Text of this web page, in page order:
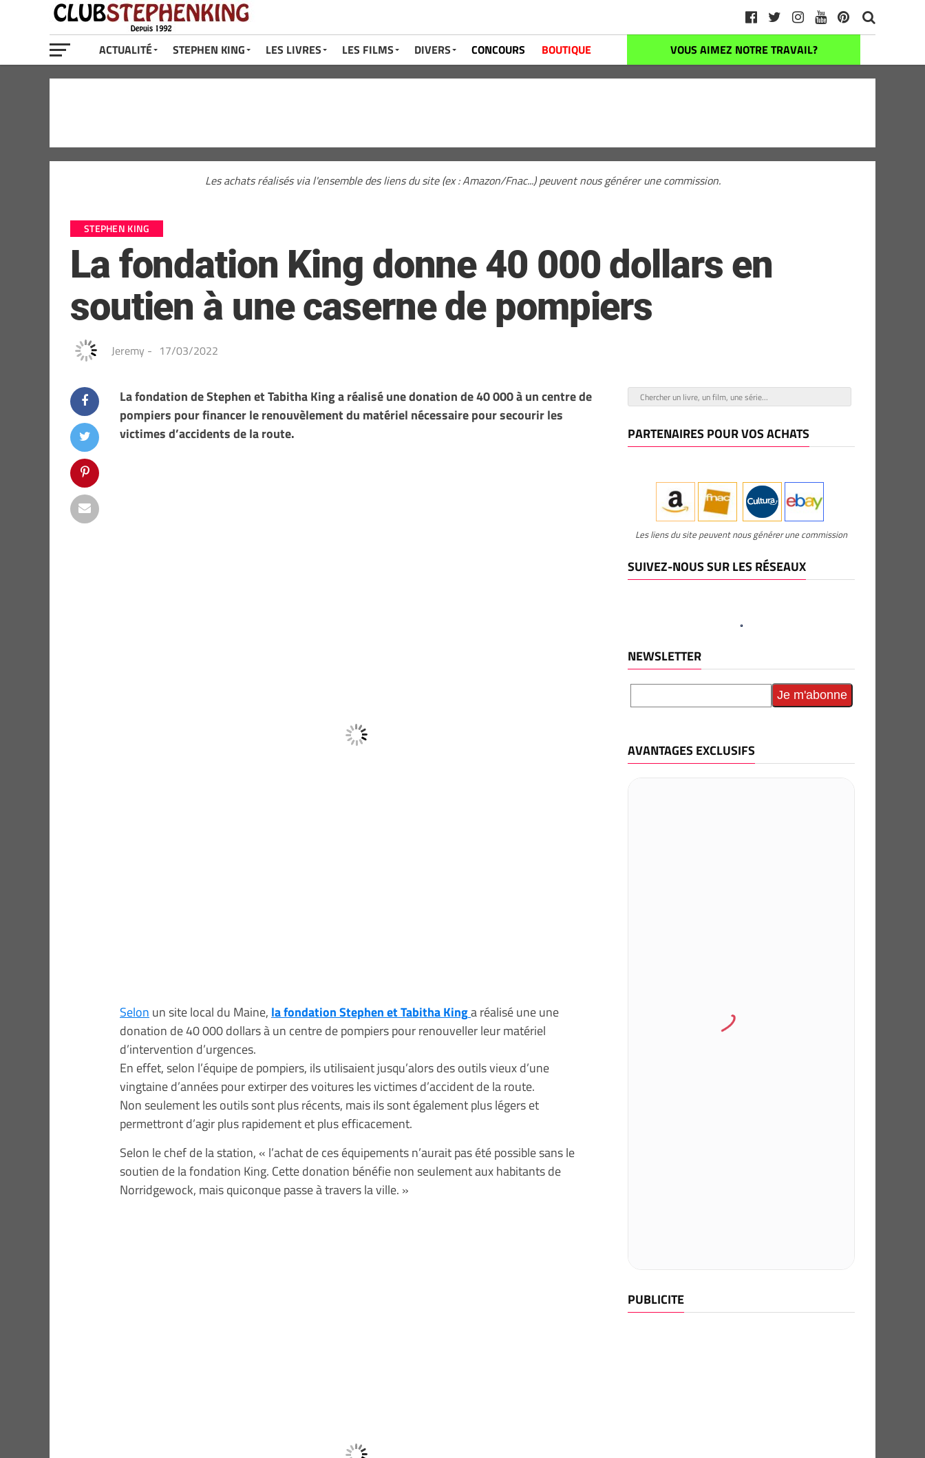
ACTUALITÉ STEPHEN KING LES LIVRES LES FILMS DIVERS CONCOURS BOUTIQUE VOUS AIMEZ NOTRE TRAVAIL?
Les achats réalisés via l'ensemble des liens du site (ex : Amazon/Fnac...) peuvent nous générer une commission.
STEPHEN KING
La fondation King donne 40 000 dollars en
soutien à une caserne de pompiers
Jeremy - 17/03/2022
La fondation de Stephen et Tabitha King a réalisé une donation de 40 000 à un centre de
pompiers pour financer le renouvèlement du matériel nécessaire pour secourir les
victimes d’accidents de la route.
Selon un site local du Maine, la fondation Stephen et Tabitha Kinga réalisé une une
donation de 40 000 dollars à un centre de pompiers pour renouveller leur matériel
d’intervention d’urgences.
En effet, selon l’équipe de pompiers, ils utilisaient jusqu’alors des outils vieux d’une
vingtaine d’années pour extirper des voitures les victimes d’accident de la route.
Non seulement les outils sont plus récents, mais ils sont également plus légers et
permettront d’agir plus rapidement et plus efficacement.
Selon le chef de la station, « l’achat de ces équipements n’aurait pas été possible sans le
soutien de la fondation King. Cette donation bénéfie non seulement aux habitants de
Norridgewock, mais quiconque passe à travers la ville. »
PARTENAIRES POUR VOS ACHATS
Les liens du site peuvent nous générer une commission
SUIVEZ-NOUS SUR LES RÉSEAUX
NEWSLETTER
AVANTAGES EXCLUSIFS
PUBLICITE